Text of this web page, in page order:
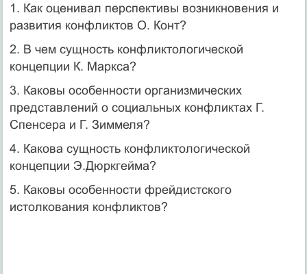
1. Как оценивал перспективы возникновения и
развития конфликтов О. Конт?
2. В чем сущность конфликтологической
концепции К. Маркса?
3. Каковы особенности организмических
представлений о социальных конфликтах Г.
Спенсера и Г. Зиммеля?
4. Какова сущность конфликтологической
концепции Э.Дюркгейма?
5. Каковы особенности фрейдистского
истолкования конфликтов?